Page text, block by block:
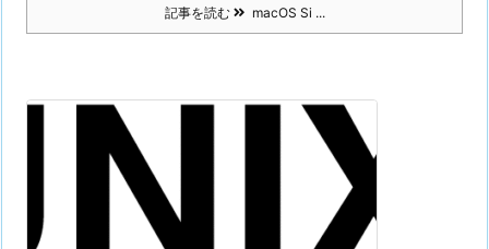
記事を読む macOS Si ...